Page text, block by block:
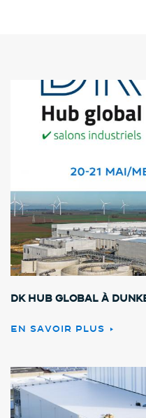
DK HUB GLOBAL à
EN SAVOIR PLUS